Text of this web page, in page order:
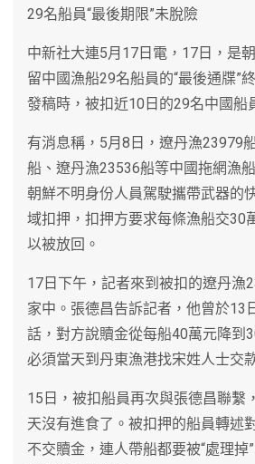
29名船員“最後期限”未脫險
中新社大連5月17日電，17日，是
留中國漁船29名船員的“最後通牒”
發稿時，被扣近10日的29名中國船
有消息稱，5月8日，遼丹漁23979
船、遼丹漁23536船等中國拖網漁
朝鮮不明身份人員駕駛攜帶武器的
域扣押，扣押方要求每條漁船交30
以被放回。
17日下午，記者來到被扣的遼丹漁
家中。張德昌告訴記者，他曾於13
話，對方說贖金從每船40萬元降到
必須當天到丹東漁港找宋姓人士交
15日，被扣船員再次與張德昌聯繫
天沒有進食了。被扣押的船員轉述
不交贖金，連人帶船都要被“處理掉